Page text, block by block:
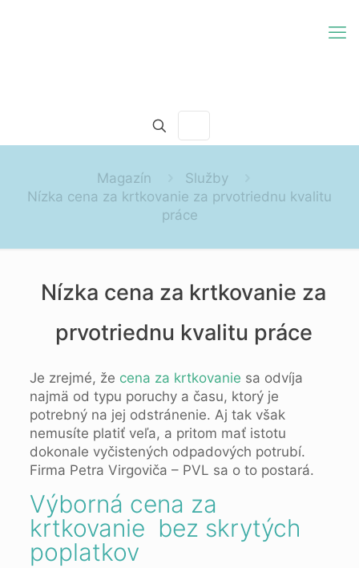
Magazín
Služby
Nízka cena za krtkovanie za prvotriednu kvalitu
práce
Nízka cena za krtkovanie za
prvotriednu kvalitu práce
Je zrejmé, že cena za krtkovanie sa odvíja
najmä od typu poruchy a času, ktorý je
potrebný na jej odstránenie. Aj tak však
nemusíte platiť veľa, a pritom mať istotu
dokonale vyčistených odpadových potrubí.
Firma Petra Virgoviča – PVL sa o to postará.
Výborná cena za
krtkovanie bez skrytých
poplatkov